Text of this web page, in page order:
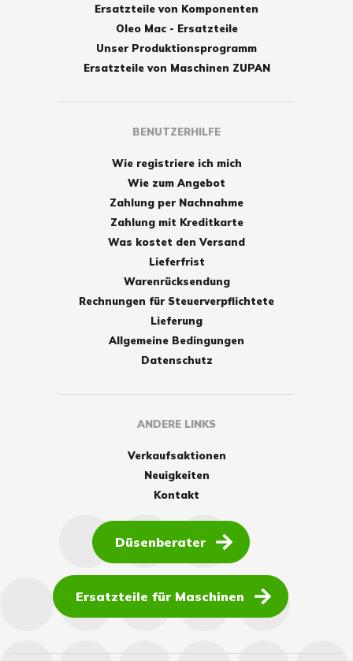
Ersatzteile von Komponenten
Oleo Mac - Ersatzteile
Unser Produktionsprogramm
Ersatzteile von Maschinen ZUPAN
BENUTZERHILFE
Wie registriere ich mich
Wie zum Angebot
Zahlung per Nachnahme
Zahlung mit Kreditkarte
Was kostet den Versand
Lieferfrist
Warenrücksendung
Rechnungen für Steuerverpflichtete
Lieferung
Allgemeine Bedingungen
Datenschutz
ANDERE LINKS
Verkaufsaktionen
Neuigkeiten
Kontakt
Düsenberater
Ersatzteile für Maschinen